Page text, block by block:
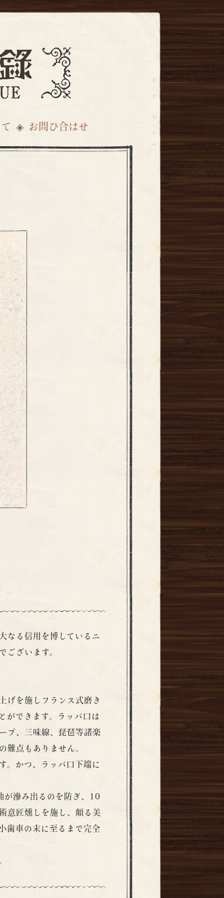
お問ひ合はせ
なる信用を博しているニ
ございます。
げを施しフランス式磨き
ができます。ラッパ口は
プ、三味線、琵琶等諸楽
難点もありません。
。かつ、ラッパ口下端に
が滲み出るのを防ぎ、10
意匠燻しを施し、頗る美
歯車の末に至るまで完全